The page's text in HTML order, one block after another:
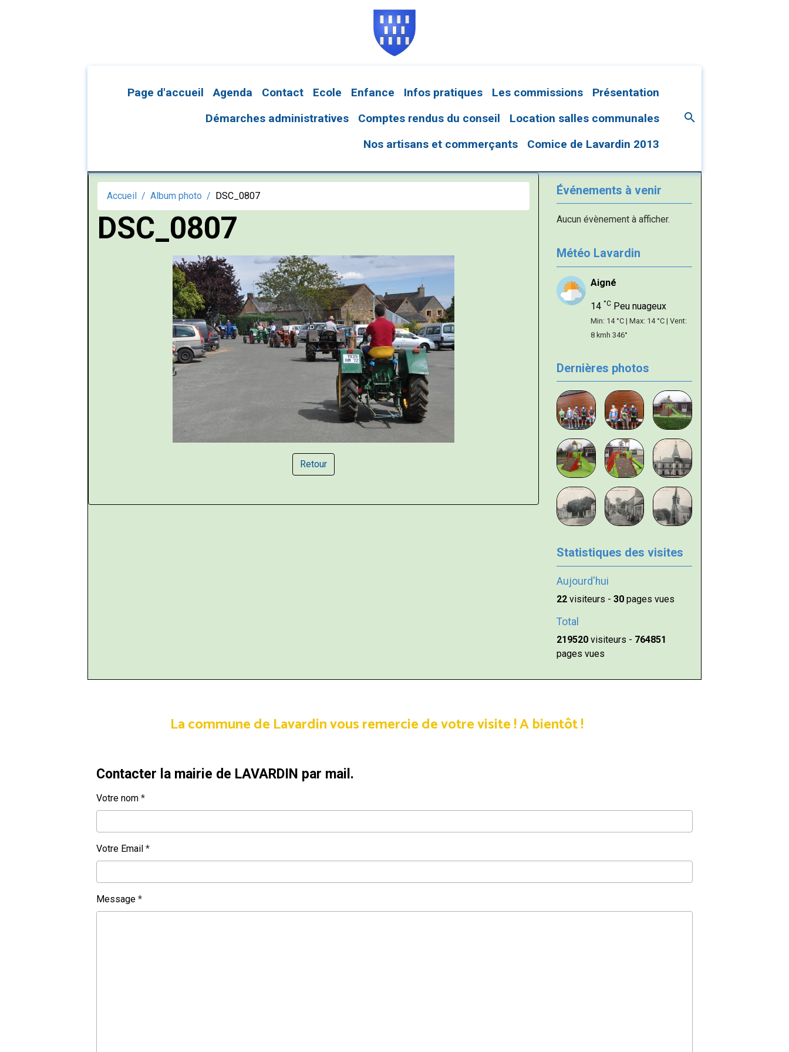
Page d'accueil Agenda Contact Ecole Enfance Infos pratiques Les commissions
Présentation
Démarches administratives
Comptes rendus du conseil
Location salles communales
Nos artisans et commerçants
Comice de Lavardin 2013
Accueil Album photo DSC_0807
DSC_0807
Retour
Événements à venir
Aucun évènement à afficher.
Météo Lavardin
Aigné
14 °CPeu nuageux
Min: 14 °C | Max: 14 °C | Vent:
8 kmh 346°
Dernières photos
Statistiques des visites
Aujourd'hui
22visiteurs - 30pages vues
Total
219520visiteurs - 764851
pages vues
La commune de Lavardin vous remercie de votre visite !A bientôt !
Contacter la mairie de LAVARDIN par mail.
Votre nom
Votre Email
Message